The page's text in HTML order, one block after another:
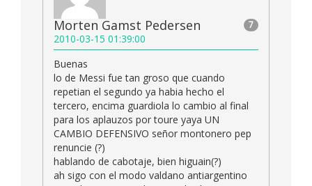
7
Morten Gamst Pedersen
2010-03-15 01:39:00
Buenas
lo de Messi fue tan groso que cuando
repetian el segundo ya habia hecho el
tercero, encima guardiola lo cambio al final
para los aplauzos por toure yaya UN
CAMBIO DEFENSIVO señor montonero pep
renuncie (?)
hablando de cabotaje, bien higuain(?)
ah sigo con el modo valdano antiargentino